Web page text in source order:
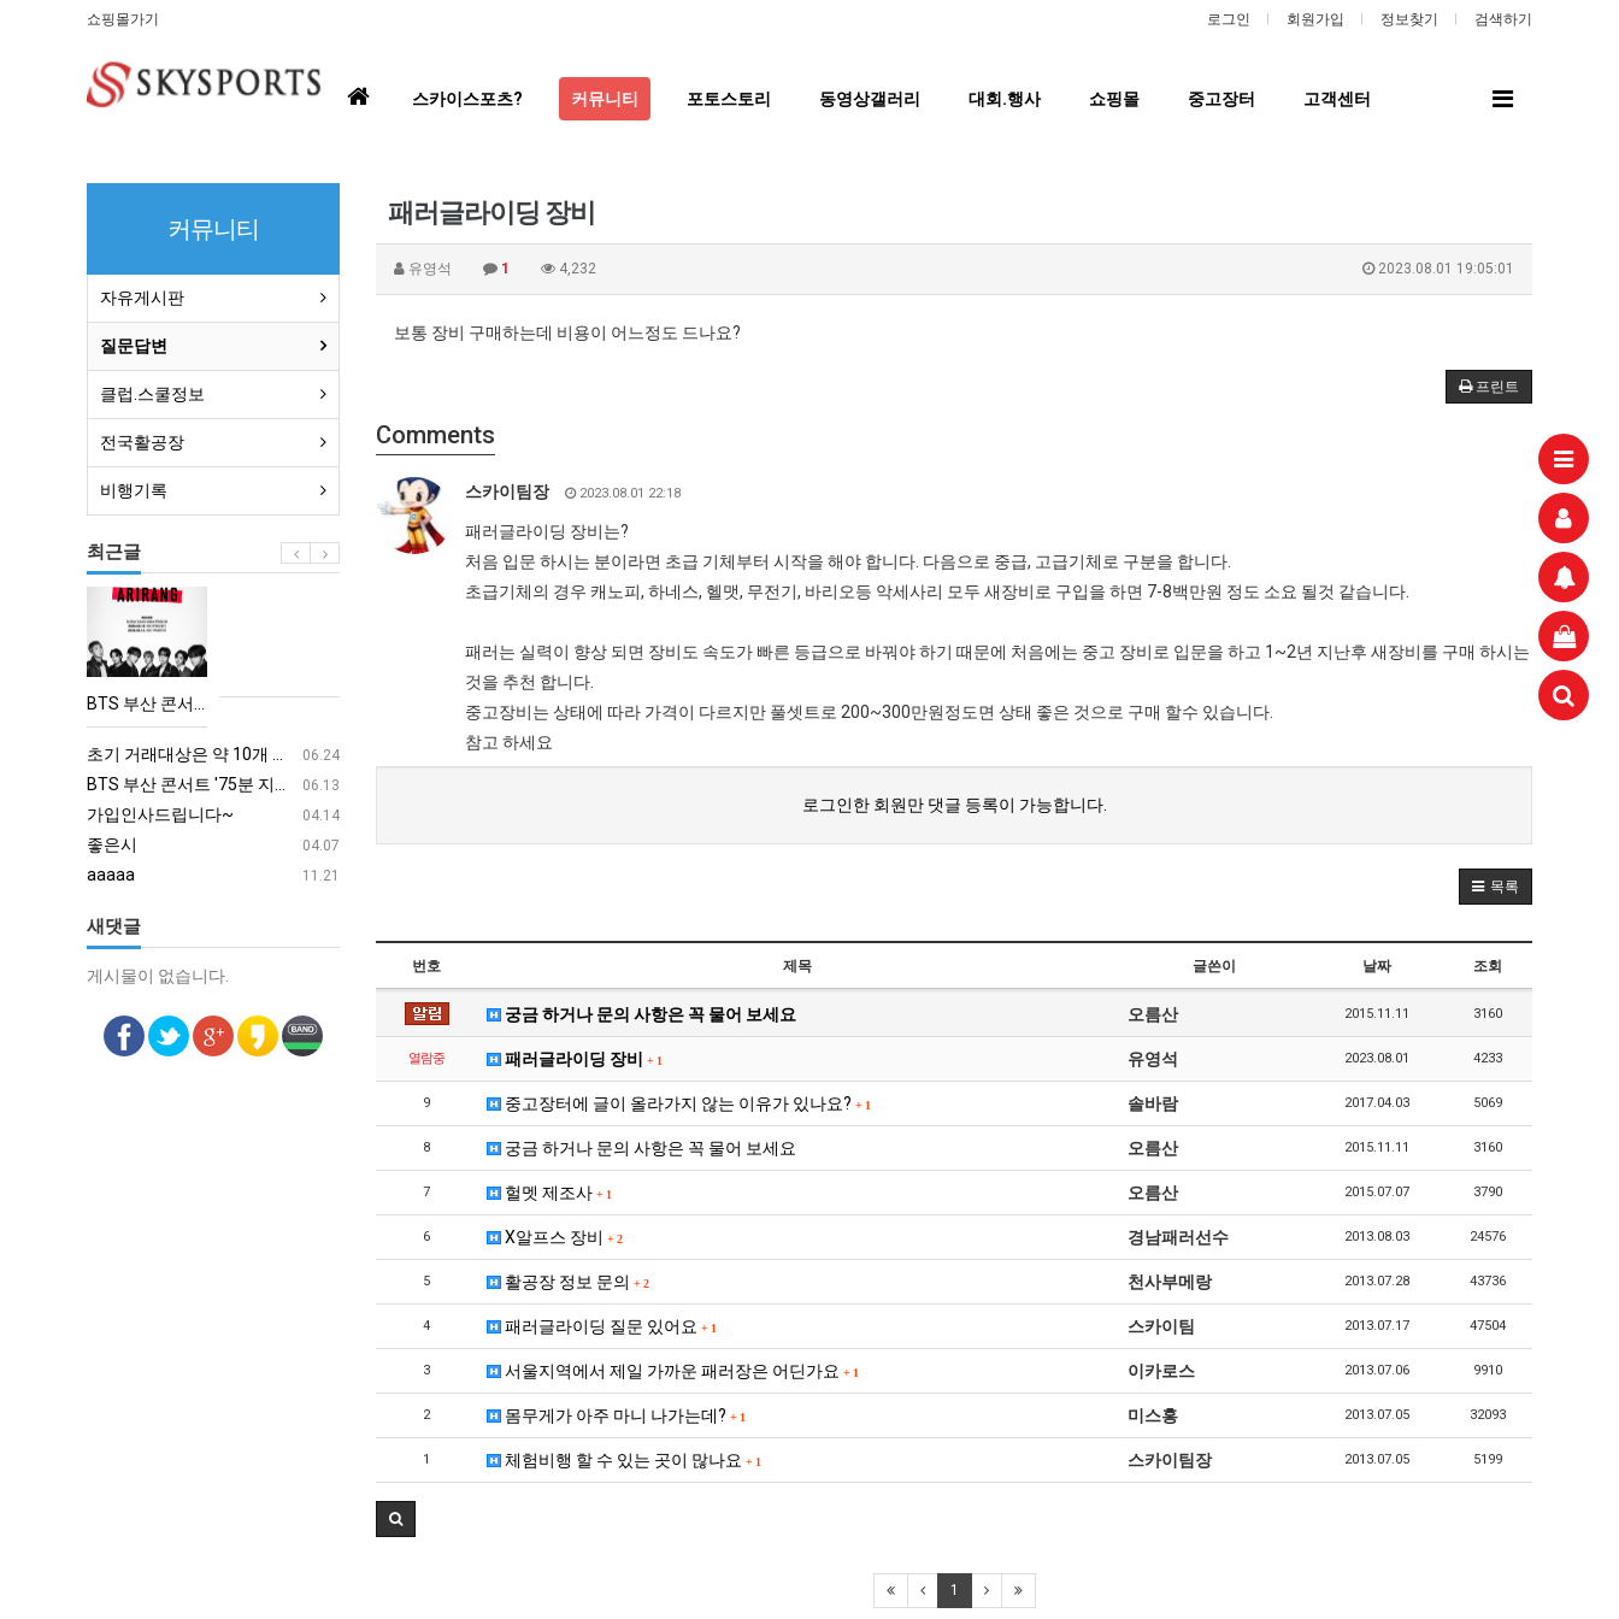
쇼핑몰가기 로그인 회원가입 정보찾기 검색하기
홈
스카이스포츠? 커뮤니티 포토스토리 동영상갤러리 대회.행사 쇼핑몰 중고장터 고객센터
전
패러글라이딩 장비
유영석 1 4,232 2023.08.01 19:05:01
보통 장비 구매하는데 비용이 어느정도 드나요?
프린트
Comments
스카이팀장 2023.08.01 22:18
패러글라이딩 장비는?
처음 입문 하시는 분이라면 초급 기체부터 시작을 해야 합니다. 다음으로 중급, 고급기체로 구분을 합니다.
초급기체의 경우 캐노피, 하네스, 헬맷, 무전기, 바리오등 악세사리 모두 새장비로 구입을 하면 7-8백만원 정도 소요 될것 같습니다.
패러는 실력이 향상 되면 장비도 속도가 빠른 등급으로 바꿔야 하기 때문에 처음에는 중고 장비로 입문을 하고 1~2년 지난후 새장비를 구매 하시는
것을 추천 합니다.
중고장비는 상태에 따라 가격이 다르지만 풀셋트로 200~300만원정도면 상태 좋은 것으로 구매 할수 있습니다.
참고 하세요
로그인한 회원만 댓글 등록이 가능합니다.
목록
번호 제목 글쓴이 날짜 조회
궁금 하거나 문의 사항은 꼭 물어 보세요 오름산 2015.11.11 3160
열람중 패러글라이딩 장비 + 1 유영석 2023.08.01 4233
9 중고장터에 글이 올라가지 않는 이유가 있나요? + 1 솔바람 2017.04.03 5069
8 궁금 하거나 문의 사항은 꼭 물어 보세요 오름산 2015.11.11 3160
7 헐멧 제조사 + 1 오름산 2015.07.07 3790
6 X알프스 장비 + 2 경남패러선수 2013.08.03 24576
5 활공장 정보 문의 + 2 천사부메랑 2013.07.28 43736
4 패러글라이딩 질문 있어요 + 1 스카이팀 2013.07.17 47504
3 서울지역에서 제일 가까운 패러장은 어딘가요 + 1 이카로스 2013.07.06 9910
2 몸무게가 아주 마니 나가는데? + 1 미스홍 2013.07.05 32093
1 체험비행 할 수 있는 곳이 많나요 + 1 스카이팀장 2013.07.05 5199
1
커뮤니티
자유게시판
질문답변
클럽.스쿨정보
전국활공장
비행기록
최근글
BTS
산
트
'75
분
지
연'
토…
"큰
BTS 부산 콘서트 '75분 지연' 성토…하이브 "큰 실망·불편" 사과
06.24
초기 거래대상은 약 10개 종목으로 시작해 최대 100개까지 확대할 방침이다. 구체적인 거래 대상 ETF는 아직 확정되지 않았지만, 시장 대표성이나 거래량을 고려해 선정할 계획이다.
06.13
BTS 부산 콘서트 '75분 지연' 성토…하이브 "큰 실망·불편" 사과
04.14
가입인사드립니다~
04.07
좋은시
11.21
aaaaa
11.21
08.20
회원가입 인사드립니다.
ddddd
BTS
산
서
분
지
이
실
불
과
BTS 부산 콘서트 '75분 지연' 성토…하이브 "큰 실망·불편" 사과
가입인사드립니다~
04.07
좋은시
aaaa
08.20
회원가입 인사드립니다.
새댓글
게시물이 없습니다. 게시물이 없습니다.